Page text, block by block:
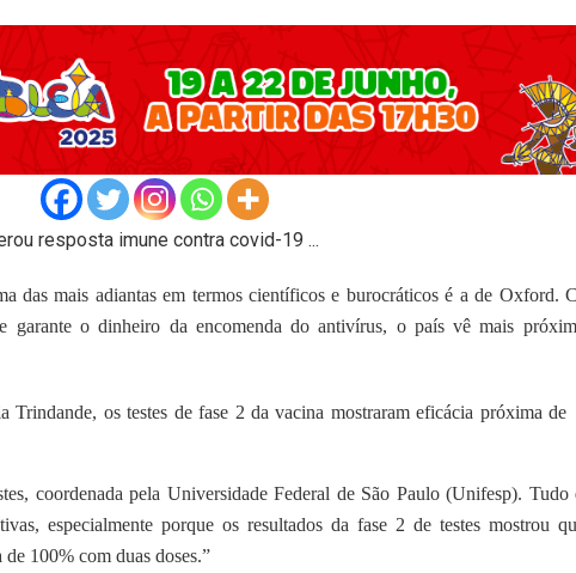
das mais adiantas em termos científicos e burocráticos é a de Oxford.
garante o dinheiro da encomenda do antivírus, o país vê mais
Trindande, os testes de fase 2 da vacina mostraram eficácia próxima de
coordenada pela Universidade Federal de São Paulo (Unifesp). Tudo
especialmente porque os resultados da fase 2 de testes mostrou
100% com duas doses.”